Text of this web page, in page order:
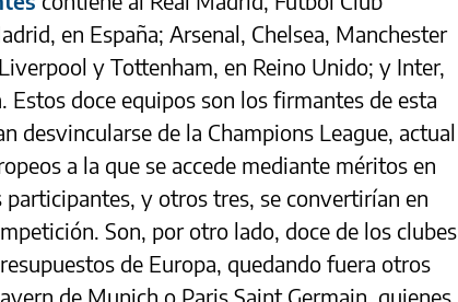
en España; Arsenal, Chelsea, Manchester
y Tottenham, en Reino Unido; y Inter,
Estos doce equipos son los firmantes de esta
desvincularse de la Champions League, actual
a la que se accede mediante méritos en
participantes, y otros tres, se convertirían en
Son, por otro lado, doce de los clubes
de Europa, quedando fuera otros
de Munich o Paris Saint Germain, quienes